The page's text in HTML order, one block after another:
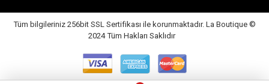
Tüm bilgileriniz 256bit SSL Sertifikası ile korunmaktadır. La Boutique ©
2024 Tüm Hakları Saklıdır